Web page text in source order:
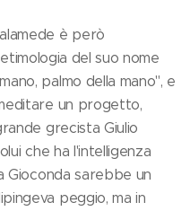
è però
del suo nome
palmo della mano", e
un progetto,
grecista Giulio
che ha l'intelligenza
Gioconda sarebbe un
peggio, ma in